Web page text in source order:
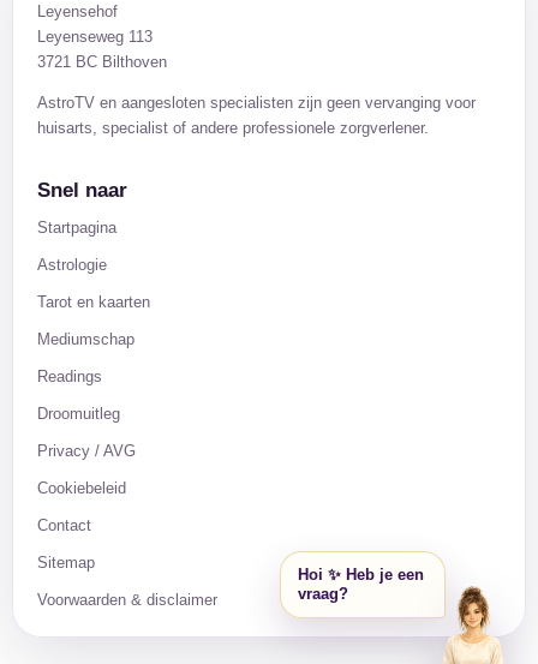
Leyensehof
Leyenseweg 113
3721 BC Bilthoven
AstroTV en aangesloten specialisten zijn geen vervanging voor
huisarts, specialist of andere professionele zorgverlener.
Snel naar
Startpagina
Astrologie
Tarot en kaarten
Mediumschap
Readings
Droomuitleg
Privacy / AVG
Cookiebeleid
Contact
Sitemap
Voorwaarden & disclaimer
Hoi ✨ Heb je een
vraag?